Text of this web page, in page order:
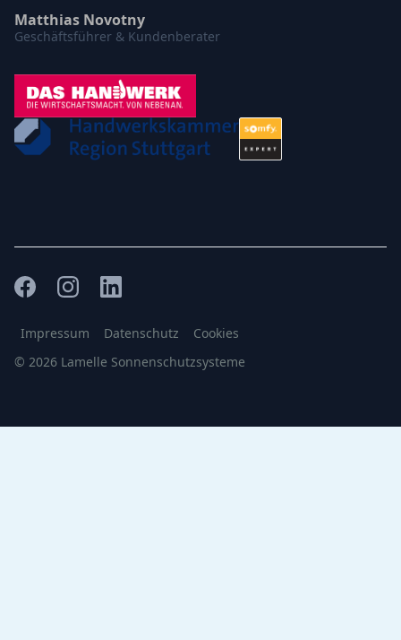
Matthias Novotny
Geschäftsführer & Kundenberater
© 2026 Lamelle Sonnenschutzsysteme
Impressum Datenschutz Cookies